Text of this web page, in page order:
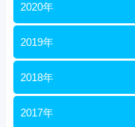
2020年
2019年
2018年
2017年